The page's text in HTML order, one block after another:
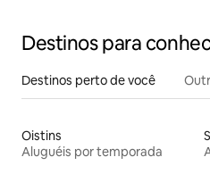
Destinos para
Destinos perto de você
Oistins
Aluguéis por temporada